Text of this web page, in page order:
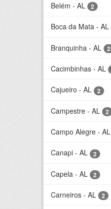
Belém - AL 2
Boca da Mata - AL
Branquinha - AL 2
Cacimbinhas - AL
Cajueiro - AL 2
Campestre - AL 2
Campo Alegre - AL
Canapi - AL 2
Capela - AL 2
Carneiros - AL 2